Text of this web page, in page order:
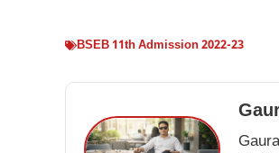
BSEB 11th Admission 2022-23